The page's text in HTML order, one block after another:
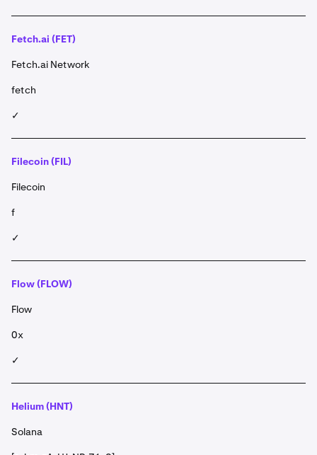
Fetch.ai (FET)
Fetch.ai Network
fetch
✓
Filecoin (FIL)
Filecoin
f
✓
Flow (FLOW)
Flow
0x
✓
Helium (HNT)
Solana